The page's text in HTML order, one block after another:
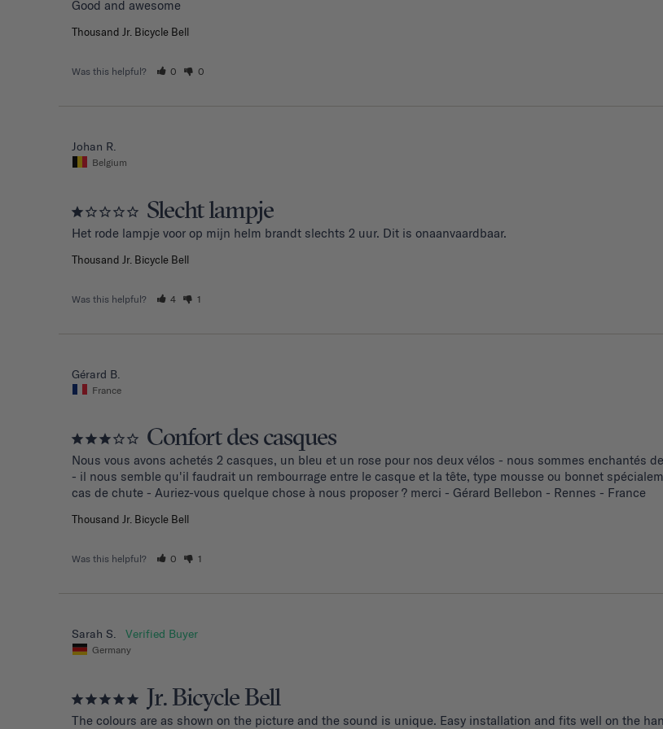
Good and awesome
Thousand Jr. Bicycle Bell
Was this helpful? 0 0
Johan R.
Belgium
Slecht lampje
Het rode lampje voor op mijn helm brandt slechts 2 uur. Dit is onaanvaardbaar.
Thousand Jr. Bicycle Bell
Was this helpful? 4 1
Gérard B.
France
Confort des casques
Nous vous avons achetés 2 casques, un bleu et un rose pour nos deux vélos - nous sommes enchantés
- il nous semble qu'il faudrait un rembourrage entre le casque et la tête, type mousse ou bonnet
cas de chute - Auriez-vous quelque chose à nous proposer ? merci - Gérard Bellebon - Rennes - France
Thousand Jr. Bicycle Bell
Was this helpful? 0 1
Sarah S.
Germany
Jr. Bicycle Bell
The colours are as shown on the picture and the sound is unique. Easy installation and fits well on the